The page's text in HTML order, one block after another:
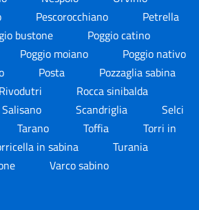
Pescorocchiano
Petrella
bustone
Poggio catino
Poggio moiano
Poggio nativo
Posta
Pozzaglia sabina
Rivodutri
Rocca sinibalda
Salisano Scandriglia
Selci
Tarano Toffia
Torri in
in sabina
Turania
Varco sabino